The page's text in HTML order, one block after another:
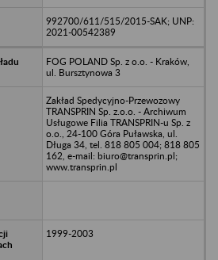
992700/611/515/2015-SAK; UNP:
2021-00542389
FOG POLAND Sp. z o.o. - Kraków,
ul. Bursztynowa 3
Zakład Spedycyjno-Przewozowy
TRANSPRIN Sp. z.o.o. - Archiwum
Usługowe Filia TRANSPRIN-u Sp. z
o.o., 24-100 Góra Puławska, ul.
Długa 34, tel. 818 805 004; 818 805
162, e-mail: biuro@transprin.pl;
www.transprin.pl
1999-2003